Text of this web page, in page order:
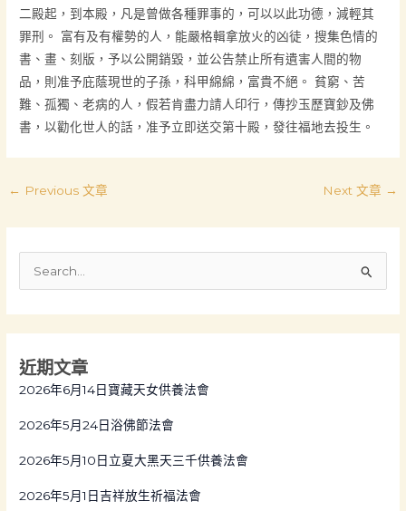
c
h
f
:
近期文章
2026年6月14日寶藏天女供養法會
2026年5月24日浴佛節法會
2026年5月10日立夏大黑天三千供養法會
2026年5月1日吉祥放生祈福法會
二殿起，到本殿，凡是曾做各種罪事的，可以以此功德，減輕其
罪刑。 富有及有權勢的人，能嚴格輯拿放火的凶徒，搜集色情的
書、畫、刻版，予以公開銷毀，並公告禁止所有遺害人間的物
品，則准予庇蔭現世的子孫，科甲綿綿，富貴不絕。 貧窮、苦
難、孤獨、老病的人，假若肯盡力請人印行，傳抄玉歷寶鈔及佛
書，以勸化世人的話，准予立即送交第十殿，發往福地去投生。
← Previous 文章 Next 文章 →